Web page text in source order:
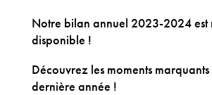
Notre bilan annuel 2023-2024 est
disponible !
Découvrez les moments
dernière année !